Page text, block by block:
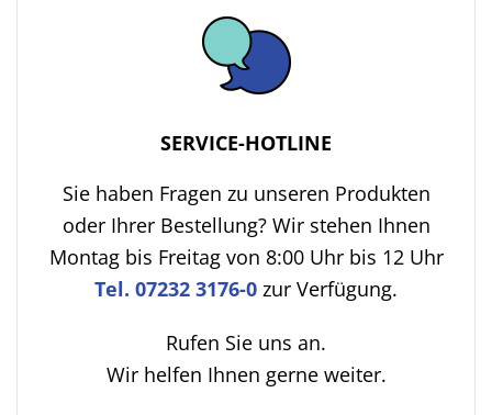
SERVICE-HOTLINE
Sie haben Fragen zu unseren Produkten
oder Ihrer Bestellung? Wir stehen Ihnen
Montag bis Freitag von 8:00 Uhr bis 12 Uhr
Tel. 07232 3176-0 zur Verfügung.
Rufen Sie uns an.
Wir helfen Ihnen gerne weiter.